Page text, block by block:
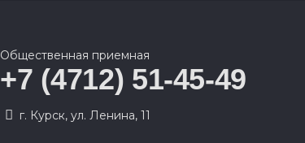
Общественная приемная
+7 (4712) 51-45-49
г. Курск, ул. Ленина, 11